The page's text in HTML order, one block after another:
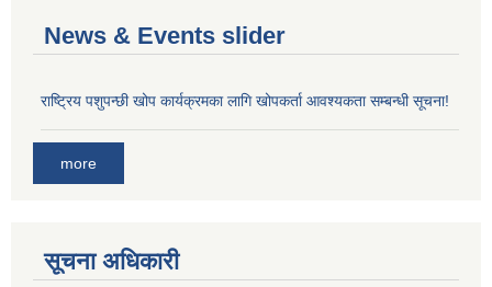
News & Events slider
राष्ट्रिय पशुपन्छी खोप कार्यक्रमका लागि खोपकर्ता आवश्यकता सम्बन्धी सूचना!
more
सूचना अधिकारी